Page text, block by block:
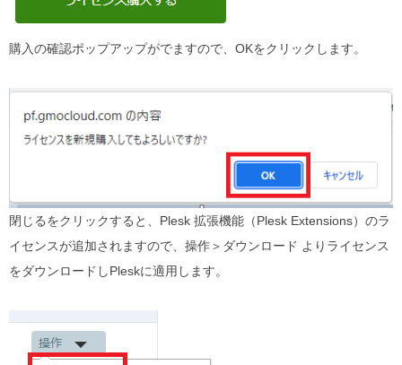
購⼊の確認ポップアップがでますので、OKをクリックします。
閉じるをクリックすると、Plesk 拡張機能（Plesk Extensions）のラ
イセンスが追加されますので、操作＞ダウンロード よりライセンス
をダウンロードしPleskに適⽤します。